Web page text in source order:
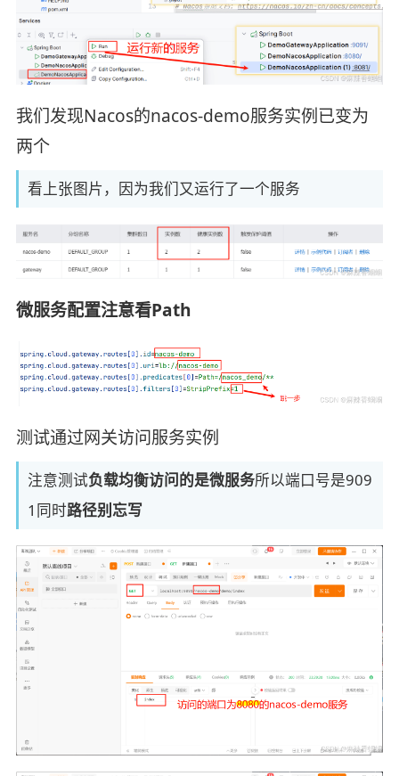
我们发现Nacos的nacos-demo服务实例已变为
两个
看上张图片，因为我们又运行了一个服务
微服务配置注意看Path
测试通过网关访问服务实例
注意测试负载均衡访问的是微服务所以端口号是909
1同时路径别忘写